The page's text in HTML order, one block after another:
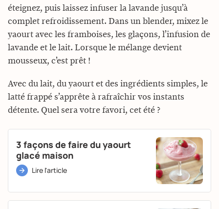
éteignez, puis laissez infuser la lavande jusqu’à
complet refroidissement. Dans un blender, mixez le
yaourt avec les framboises, les glaçons, l’infusion de
lavande et le lait. Lorsque le mélange devient
mousseux, c’est prêt !
Avec du lait, du yaourt et des ingrédients simples, le
latté frappé s’apprête à rafraîchir vos instants
détente. Quel sera votre favori, cet été ?
3 façons de faire du yaourt
glacé maison
Lire l'article